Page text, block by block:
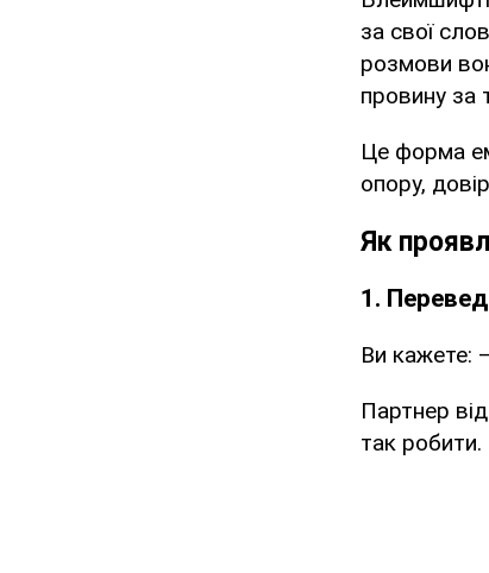
за свої
розмови
провину за
Це форма
опору,
Як
1.
Ви кажете:
Партнер
так робити.